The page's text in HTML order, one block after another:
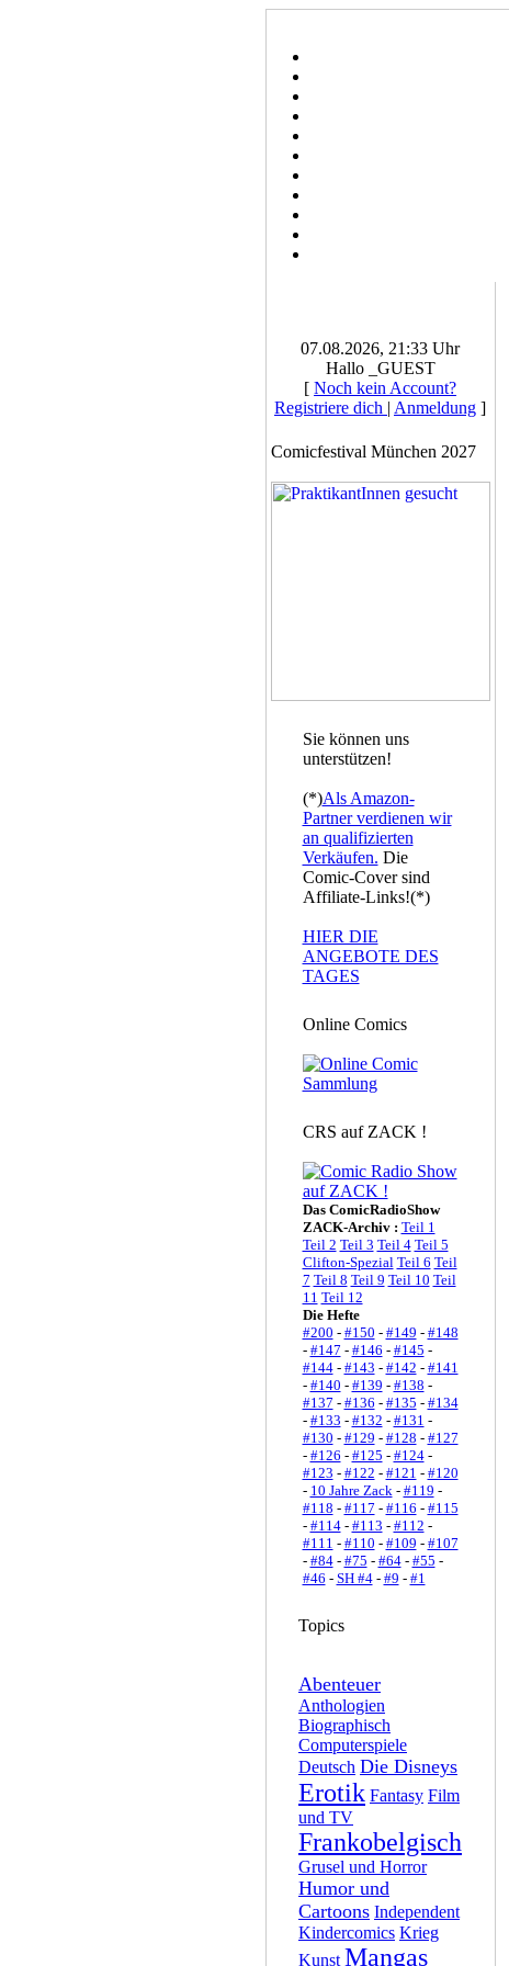
07.08.2026, 21:33 Uhr
Hallo _GUEST
[ Noch kein Account?
Registriere dich | Anmeldung ]
Comicfestival München 2027
Sie können uns
unterstützen!
(*)Als Amazon-
Partner verdienen wir
an qualifizierten
Verkäufen. Die
Comic-Cover sind
Affiliate-Links!(*)
HIER DIE
ANGEBOTE DES
TAGES
Online Comics
CRS auf ZACK !
Das ComicRadioShow
ZACK-Archiv : Teil 1
Teil 2 Teil 3 Teil 4 Teil 5
Clifton-Spezial Teil 6 Teil
7 Teil 8 Teil 9 Teil 10 Teil
11 Teil 12
Die Hefte
#200 - #150 - #149 - #148
- #147 - #146 - #145 -
#144- #143 - #142 - #141
- #140 - #139 - #138 -
#137 - #136 - #135 - #134
- #133 - #132 - #131 -
#130 - #129 - #128 - #127
- #126 - #125 - #124-
#123 - #122 - #121 - #120
- 10 Jahre Zack- #119 -
#118 - #117 - #116 - #115
- #114- #113 - #112 -
#111 - #110 - #109 - #107
- #84- #75 - #64- #55 -
#46 - SH #4- #9 - #1
Topics
Abenteuer
Anthologien
Biographisch
Computerspiele
Deutsch Die Disneys
Erotik Fantasy Film
und TV
Frankobelgisch
Grusel und Horror
Humor und
Cartoons Independent
Kindercomics Krieg
Kunst Mangas